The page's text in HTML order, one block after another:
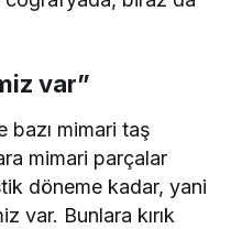
var”
bazı mimari taş
mimari parçalar
döneme kadar, yani
var. Bunlara kırık